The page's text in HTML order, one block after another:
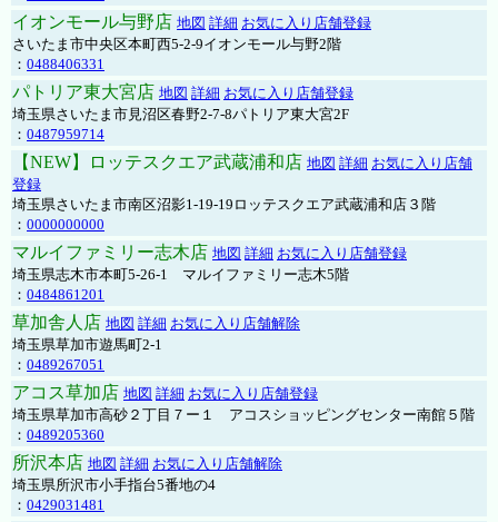
イオンモール与野店 地図 詳細 お気に入り店舗登録
さいたま市中央区本町西5-2-9イオンモール与野2階
： 0488406331
パトリア東大宮店 地図 詳細 お気に入り店舗登録
埼玉県さいたま市見沼区春野2-7-8パトリア東大宮2F
： 0487959714
【NEW】ロッテスクエア武蔵浦和店 地図 詳細 お気に入り店舗
登録
埼玉県さいたま市南区沼影1-19-19ロッテスクエア武蔵浦和店３階
： 0000000000
マルイファミリー志木店 地図 詳細 お気に入り店舗登録
埼玉県志木市本町5-26-1 マルイファミリー志木5階
： 0484861201
草加舎人店 地図 詳細 お気に入り店舗解除
埼玉県草加市遊馬町2-1
： 0489267051
アコス草加店 地図 詳細 お気に入り店舗登録
埼玉県草加市高砂２丁目７ー１ アコスショッピングセンター南館５階
： 0489205360
所沢本店 地図 詳細 お気に入り店舗解除
埼玉県所沢市小手指台5番地の4
： 0429031481